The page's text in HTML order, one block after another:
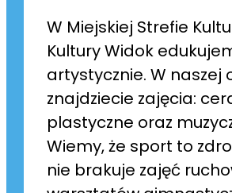
W Miejskiej Strefie
Kultury Widok
artystycznie. W naszej
znajdziecie zajęcia:
plastyczne oraz
Wiemy, że sport to
nie brakuje zajęć